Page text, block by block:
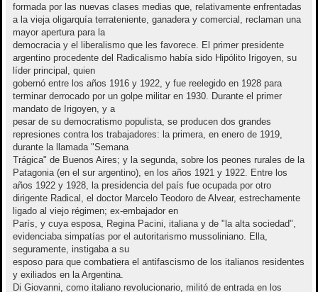
formada por las nuevas clases medias que, relativamente enfrentadas
a la vieja oligarquía terrateniente, ganadera y comercial, reclaman una
mayor apertura para la
democracia y el liberalismo que les favorece. El primer presidente
argentino procedente del Radicalismo había sido Hipólito Irigoyen, su
líder principal, quien
gobernó entre los años 1916 y 1922, y fue reelegido en 1928 para
terminar derrocado por un golpe militar en 1930. Durante el primer
mandato de Irigoyen, y a
pesar de su democratismo populista, se producen dos grandes
represiones contra los trabajadores: la primera, en enero de 1919,
durante la llamada "Semana
Trágica" de Buenos Aires; y la segunda, sobre los peones rurales de la
Patagonia (en el sur argentino), en los años 1921 y 1922. Entre los
años 1922 y 1928, la presidencia del país fue ocupada por otro
dirigente Radical, el doctor Marcelo Teodoro de Alvear, estrechamente
ligado al viejo régimen; ex-embajador en
París, y cuya esposa, Regina Pacini, italiana y de "la alta sociedad",
evidenciaba simpatías por el autoritarismo mussoliniano. Ella,
seguramente, instigaba a su
esposo para que combatiera el antifascismo de los italianos residentes
y exiliados en la Argentina.
Di Giovanni, como italiano revolucionario, militó de entrada en los